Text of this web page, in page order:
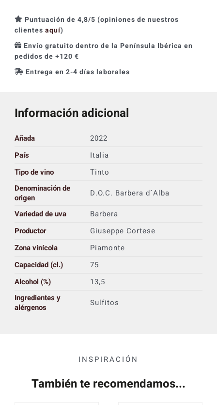
Puntuación de 4,8/5 (opiniones de nuestros
clientes aquí)
Envío gratuito dentro de la Península Ibérica en
pedidos de +120 €
Entrega en 2-4 días laborales
Información adicional
Añada
2022
País
Italia
Tipo de vino
Tinto
Denominación de
origen
D.O.C. Barbera d´Alba
Variedad de uva
Barbera
Productor
Giuseppe Cortese
Zona vinícola
Piamonte
Capacidad (cl.)
75
Alcohol (%)
13,5
Ingredientes y
alérgenos
Sulfitos
INSPIRACIÓN
También te recomendamos...